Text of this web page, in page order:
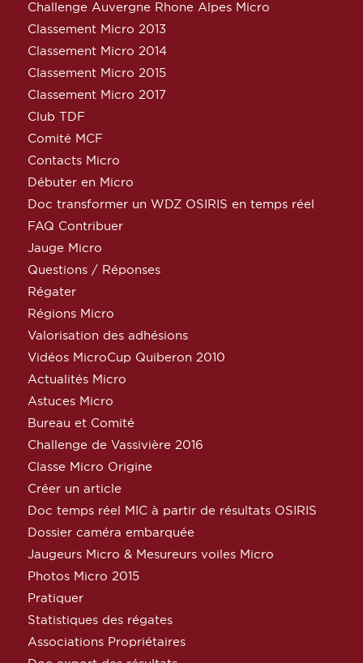
Challenge Auvergne Rhone Alpes Micro
Classement Micro 2013
Classement Micro 2014
Classement Micro 2015
Classement Micro 2017
Club TDF
Comité MCF
Contacts Micro
Débuter en Micro
Doc transformer un WDZ OSIRIS en temps réel
FAQ Contribuer
Jauge Micro
Questions / Réponses
Régater
Régions Micro
Valorisation des adhésions
Vidéos MicroCup Quiberon 2010
Actualités Micro
Astuces Micro
Bureau et Comité
Challenge de Vassivière 2016
Classe Micro Origine
Créer un article
Doc temps réel MIC à partir de résultats OSIRIS
Dossier caméra embarquée
Jaugeurs Micro & Mesureurs voiles Micro
Photos Micro 2015
Pratiquer
Statistiques des régates
Associations Propriétaires